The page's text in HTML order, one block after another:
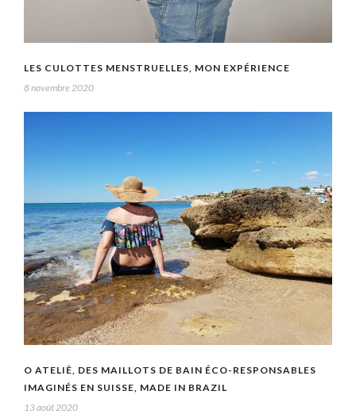
LES CULOTTES MENSTRUELLES, MON EXPÉRIENCE
8 novembre 2020
O ATELIÊ, DES MAILLOTS DE BAIN ÉCO-RESPONSABLES
IMAGINÉS EN SUISSE, MADE IN BRAZIL
13 août 2020